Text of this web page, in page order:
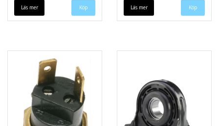
Läs mer Läs mer